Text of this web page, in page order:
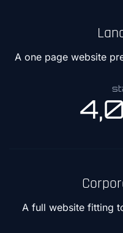
A one page website
A full website fitting